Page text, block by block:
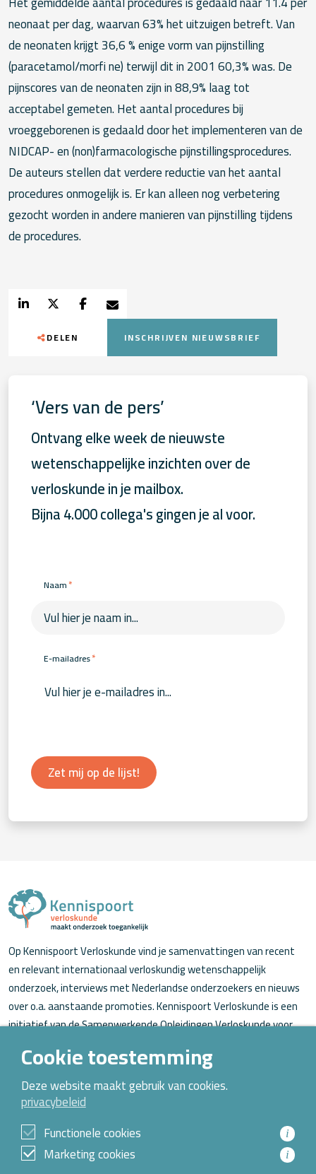
neonaat per dag, waarvan 63% het uitzuigen betreft. Van
de neonaten krijgt 36,6 % enige vorm van pijnstilling
(paracetamol/morfi ne) terwijl dit in 2001 60,3% was. De
pijnscores van de neonaten zijn in 88,9% laag tot
acceptabel gemeten. Het aantal procedures bij
vroeggeborenen is gedaald door het implementeren van de
NIDCAP- en (non)farmacologische pijnstillingsprocedures.
De auteurs stellen dat verdere reductie van het aantal
procedures onmogelijk is. Er kan alleen nog verbetering
gezocht worden in andere manieren van pijnstilling tijdens
de procedures.
DELEN INSCHRIJVEN NIEUWSBRIEF
‘Vers van de pers’
Ontvang elke week de nieuwste
wetenschappelijke inzichten over de
verloskunde in je mailbox.
Bijna 4.000 collega's gingen je al voor.
Naam*
E-mailadres*
Zet mij op de lijst!
Op Kennispoort Verloskunde vind je samenvattingen van recent
en relevant internationaal verloskundig wetenschappelijk
onderzoek, interviews met Nederlandse onderzoekers en nieuws
over o.a. aanstaande promoties. Kennispoort Verloskunde is een
initiatief van de Samenwerkende Opleidingen Verloskunde voor
Over Kennispoort Verloskunde
Contact
Archief
Cookie toestemming
Deze website maakt gebruik van cookies.
privacybeleid
Functionele cookies
i
Marketing cookies i